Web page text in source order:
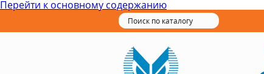
Перейти к основному содержанию